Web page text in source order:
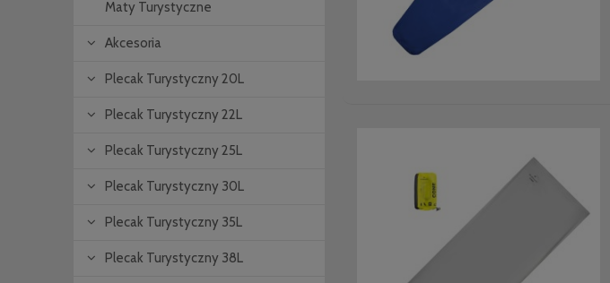
Maty Turystyczne
Akcesoria
Plecak Turystyczny 20L
Plecak Turystyczny 22L
Plecak Turystyczny 25L
Plecak Turystyczny 30L
Plecak Turystyczny 35L
Plecak Turystyczny 38L